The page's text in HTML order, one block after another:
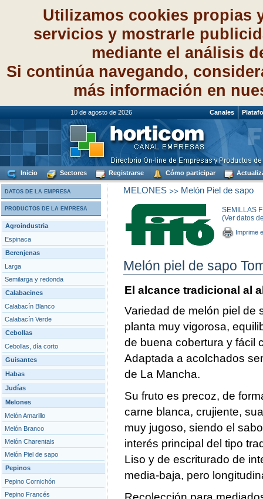
Utilizamos cookies propias
servicios y mostrarle
mediante el análisis
Si continúa navegando,
más información en
10 de agosto de 2026 Canales
Inicio Sectores Registrarse Cómo participar
DATOS DE LA EMPRESA
PRODUCTOS DE LA EMPRESA
Agroindustria
Espinaca
Berenjenas
Larga
Semilarga y redonda
Calabacines
Calabacín Blanco
Calabacín Verde
Cebollas
Cebollas, día corto
Guisantes
Habas
Judías
Melones
Melón Amarillo
Melón Branco
Melón Charentais
Melón Piel de sapo
Pepinos
Pepino Cornichón
Pepino Francés
MELONES>> Melón Piel de sapo
SEMILLAS
(Ver datos
Imprime
Melón piel de sapo
El alcance tradicional al
Variedad de melón piel de
planta muy vigorosa,
de buena cobertura y fácil
Adaptada a acolchados
de La Mancha.
Su fruto es precoz, de
carne blanca, crujiente,
muy jugoso, siendo el
interés principal del tipo
Liso y de escriturado de
media-baja, pero